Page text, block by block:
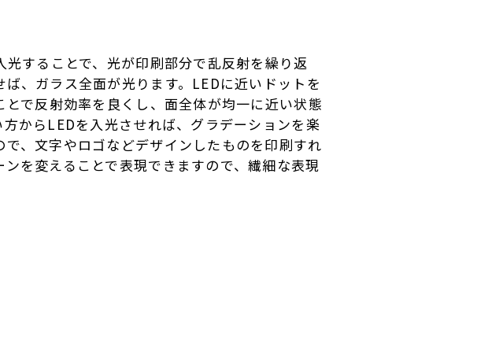
することで、光が印刷部分で乱反射を繰り返
、ガラス全面が光ります。LEDに近いドットを
で反射効率を良くし、面全体が均一に近い状態
からLEDを入光させれば、グラデーションを楽
、文字やロゴなどデザインしたものを印刷すれ
を変えることで表現できますので、繊細な表現